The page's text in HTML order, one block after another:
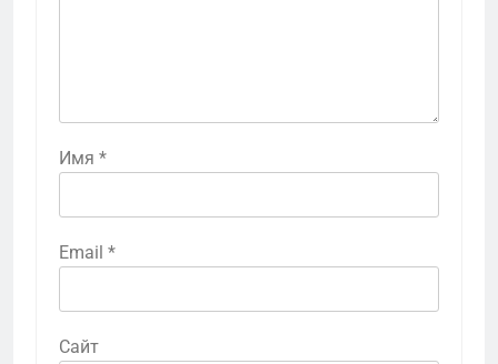
Имя *
Email *
Сайт